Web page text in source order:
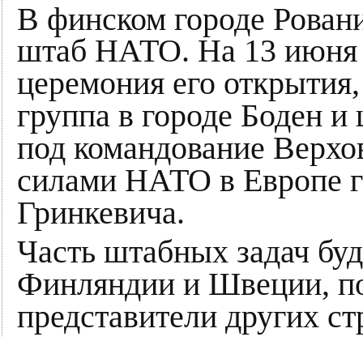
В финском городе
штаб НАТО. На 13 июня
церемония его
группа в городе Боден
под командование
силами НАТО в Европе
Гринкевича.
Часть штабных задач
Финляндии и Швеции,
представители других